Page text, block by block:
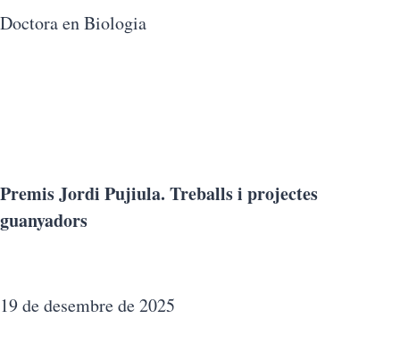
Doctora en Biologia
Premis Jordi Pujiula. Treballs i projectes
guanyadors
19 de desembre de 2025